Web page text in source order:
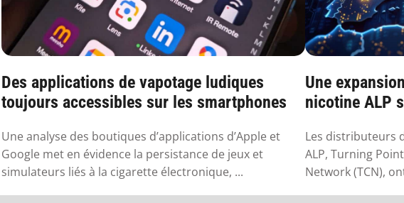
Des applications de vapotage ludiques
toujours accessibles sur les smartphones
Une analyse des boutiques d’applications d’Apple et
Google met en évidence la persistance de jeux et
simulateurs liés à la cigarette électronique, ...
Une
nicotine ALP
Les distributeurs
ALP, Turning
Network (TCN),